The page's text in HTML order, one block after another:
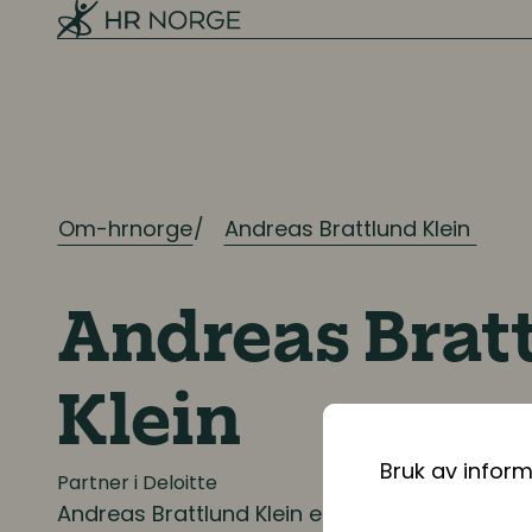
Bruk av
Arbeidsmiljø og sykefravær
Ressursplanlegging
Employer branding
Rekruttering
Onboarding
Kompetanse
Om-hrnorge Andreas Brattlund Klein
Andreas
Klein
Partner i Deloitte
Andreas Brattlund Klein er partner i Deloitte,